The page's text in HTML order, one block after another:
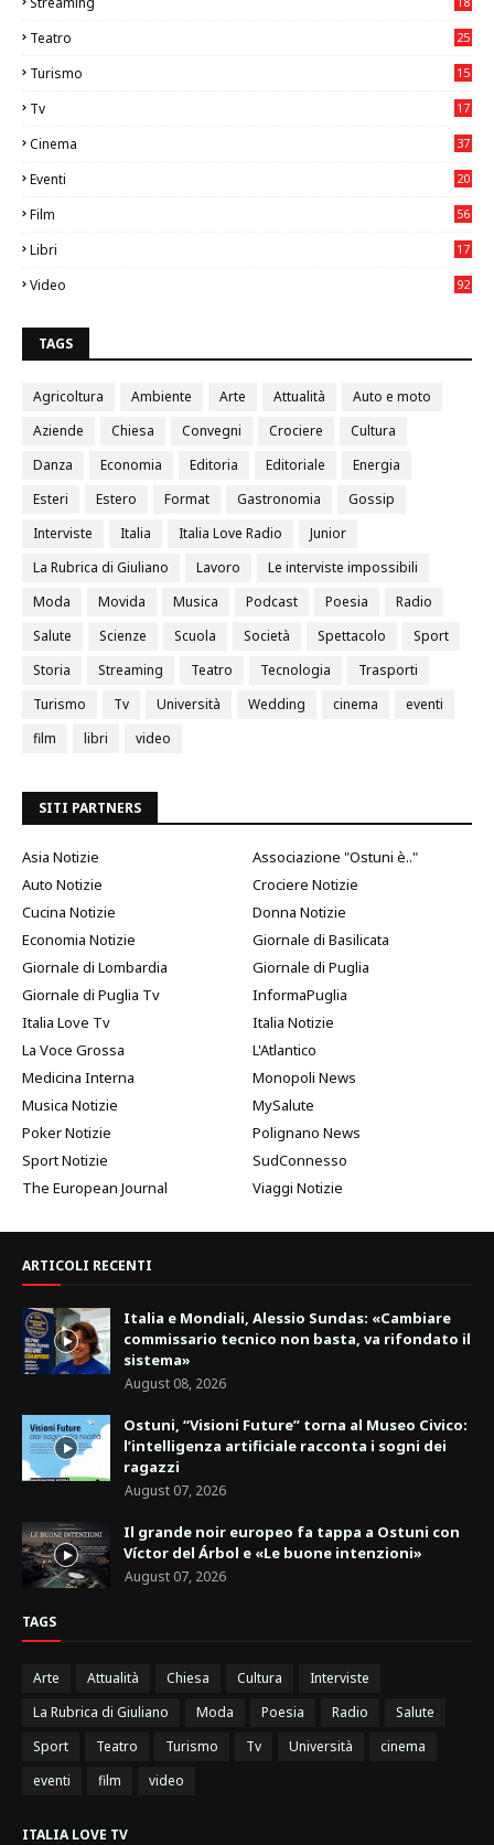
Teatro
25
Turismo
15
Tv
17
Cinema
37
Eventi
20
Film
56
Libri
17
Video
92
TAGS
Agricoltura Ambiente Arte Attualità
Auto e moto
Aziende
Chiesa Convegni Crociere
Cultura
Danza
Economia Editoria Editoriale
Energia
Esteri
Estero Format Gastronomia
Gossip
Interviste
Italia Italia Love Radio
Junior
La Rubrica di Giuliano
Lavoro
Le interviste impossibili
Moda
Movida Musica Podcast Poesia
Radio
Salute
Scienze Scuola Società Spettacolo
Sport
Storia
Streaming Teatro Tecnologia
Trasporti
Turismo
Tv Università Wedding cinema
eventi
film
libri video
SITI PARTNERS
Asia Notizie
Associazione "Ostuni è.."
Auto Notizie
Crociere Notizie
Cucina Notizie
Donna Notizie
Economia Notizie
Giornale di Basilicata
Giornale di Lombardia
Giornale di Puglia
Giornale di Puglia Tv
InformaPuglia
Italia Love Tv
Italia Notizie
La Voce Grossa
L'Atlantico
Medicina Interna
Monopoli News
Musica Notizie
MySalute
Poker Notizie
Polignano News
Sport Notizie
SudConnesso
The European Journal
Viaggi Notizie
ARTICOLI RECENTI
Italia e Mondiali, Alessio Sundas: «Cambiare
commissario tecnico non basta, va rifondato il
sistema»
August 08, 2026
Ostuni, “Visioni Future” torna al Museo Civico:
l’intelligenza artificiale racconta i sogni dei
ragazzi
August 07, 2026
Il grande noir europeo fa tappa a Ostuni con
Víctor del Árbol e «Le buone intenzioni»
August 07, 2026
TAGS
Arte Attualità Chiesa Cultura
Interviste
La Rubrica di Giuliano
Moda Poesia Radio
Salute
Sport
Teatro Turismo Tv Università
cinema
eventi
film video
ITALIA LOVE TV